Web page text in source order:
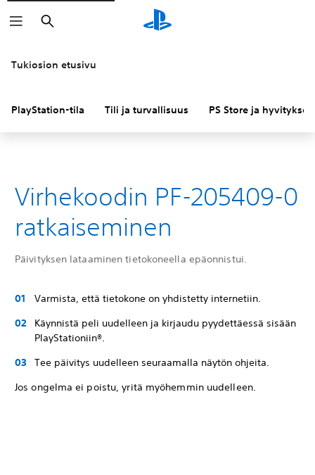
Haku
Tukiosion etusivu
PlayStation-tila Tili ja turvallisuus PS Store ja hyvitykset
Virhekoodin PF-205409-0
ratkaiseminen
Päivityksen lataaminen tietokoneella epäonnistui.
Varmista, että tietokone on yhdistetty internetiin.
Käynnistä peli uudelleen ja kirjaudu pyydettäessä sisään
PlayStationiin®.
Tee päivitys uudelleen seuraamalla näytön ohjeita.
Jos ongelma ei poistu, yritä myöhemmin uudelleen.